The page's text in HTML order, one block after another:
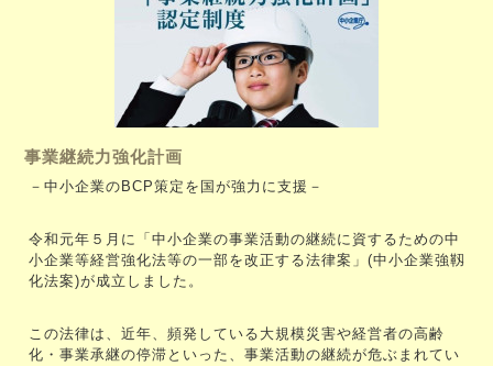
事業継続力強化計画
－中小企業のBCP策定を国が強力に支援－
令和元年５月に「中小企業の事業活動の継続に資するための中
小企業等経営強化法等の一部を改正する法律案」(中小企業強靱
化法案)が成立しました。
この法律は、近年、頻発している大規模災害や経営者の高齢
化・事業承継の停滞といった、事業活動の継続が危ぶまれてい